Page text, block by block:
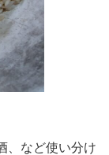
、など使い分け